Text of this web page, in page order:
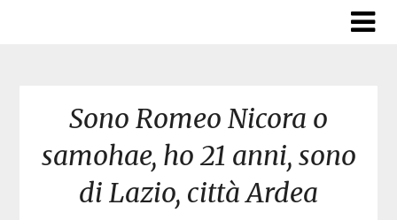
Sono Romeo Nicora o
samohae, ho 21 anni, sono
di Lazio, città Ardea